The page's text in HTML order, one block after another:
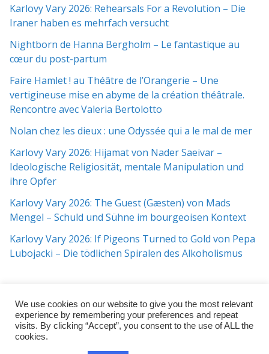
Karlovy Vary 2026: Rehearsals For a Revolution – Die
Iraner haben es mehrfach versucht
Nightborn de Hanna Bergholm – Le fantastique au
cœur du post-partum
Faire Hamlet ! au Théâtre de l’Orangerie – Une
vertigineuse mise en abyme de la création théâtrale.
Rencontre avec Valeria Bertolotto
Nolan chez les dieux : une Odyssée qui a le mal de mer
Karlovy Vary 2026: Hijamat von Nader Saeivar​​ –
Ideologische Religiosität, mentale Manipulation und
ihre Opfer
Karlovy Vary 2026: The Guest (Gæsten) von Mads
Mengel – Schuld und Sühne im bourgeoisen Kontext
Karlovy Vary 2026: If Pigeons Turned to Gold von Pepa
Lubojacki – Die tödlichen Spiralen des Alkoholismus
We use cookies on our website to give you the most relevant
experience by remembering your preferences and repeat
visits. By clicking “Accept”, you consent to the use of ALL the
cookies.